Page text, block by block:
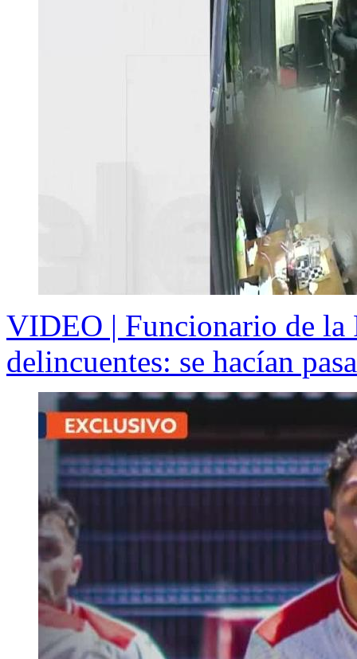
VIDEO | Funcionario de la
delincuentes: se hacían